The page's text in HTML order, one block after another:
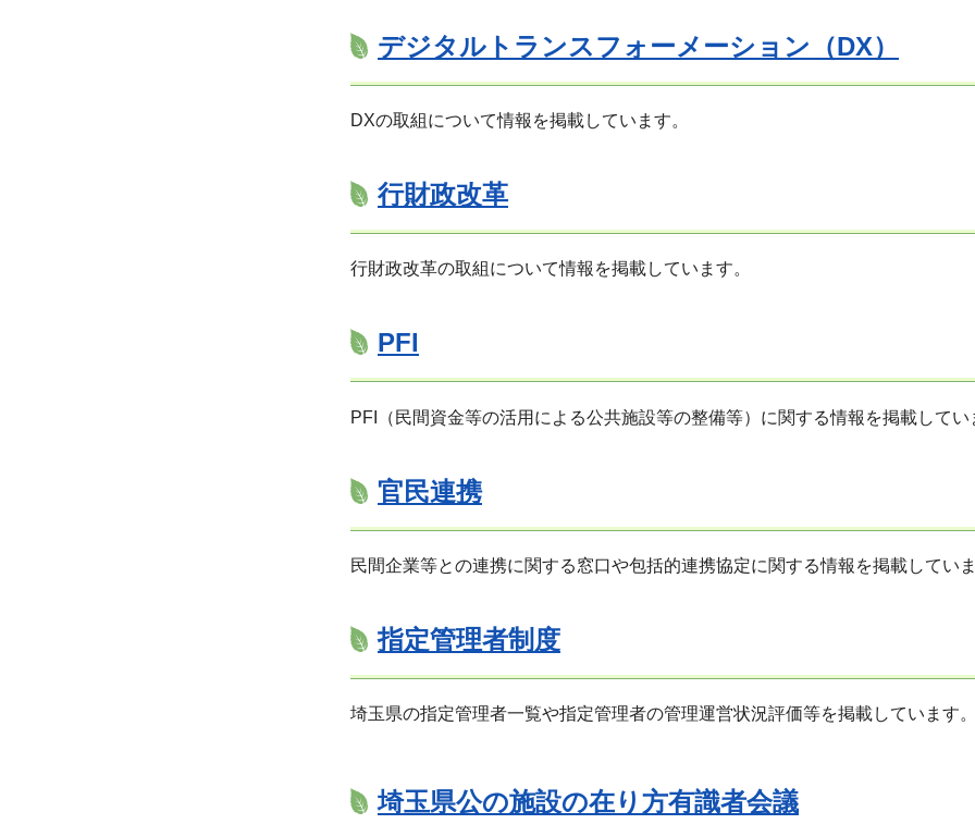
デジタルトランスフォーメーション（DX）
DXの取組について情報を掲載しています。
行財政改革
行財政改革の取組について情報を掲載しています。
PFI
PFI（民間資金等の活用による公共施設等の整備等）に関する情報を掲載してい
官民連携
民間企業等との連携に関する窓口や包括的連携協定に関する情報を掲載してい
指定管理者制度
埼玉県の指定管理者一覧や指定管理者の管理運営状況評価等を掲載しています
埼玉県公の施設の在り方有識者会議